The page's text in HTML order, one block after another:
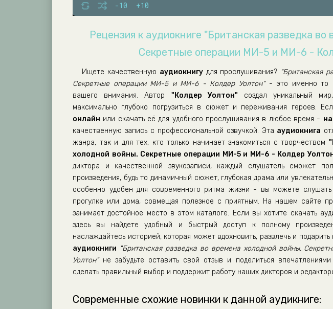
-10 +10
Рецензия к аудиокниге "Британская разведка
Секретные операции МИ-5 и МИ-6 -
Ищете качественную аудиокнигудля прослушивания? "Британская
Секретные операции МИ-5 и МИ-6 - Колдер Уолтон"- это именно то
вашего внимания. Автор "Колдер Уолтон" создал уникальный
максимально глубоко погрузиться в сюжет и переживания героев.
онлайн или скачать её для удобного прослушивания в любое время -
качественную запись с профессиональной озвучкой. Эта аудиокнига
жанра, так и для тех, кто только начинает знакомиться с творчеством
холодной войны. Секретные операции МИ-5 и МИ-6 - Колдер
диктора и качественной звукозаписи, каждый слушатель сможет
произведения, будь то динамичный сюжет, глубокая драма или
особенно удобен для современного ритма жизни - вы можете
прогулке или дома, совмещая полезное с приятным. На нашем сайте
занимает достойное место в этом каталоге. Если вы хотите скачать
здесь вы найдете удобный и быстрый доступ к полному
наслаждайтесь историей, которая может вдохновить, развлечь и
аудиокниги "Британская разведка во времена холодной войны.
Уолтон"не забудьте оставить свой отзыв и поделиться
сделать правильный выбор и поддержит работу наших дикторов и
Современные схожие новинки к данной аудикниге: